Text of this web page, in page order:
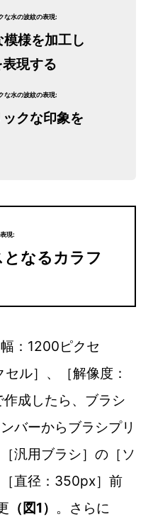
水の波紋の表現:
様を加工し
現する
水の波紋の表現:
クな印象を
現:
なるカラフ
：1200ピクセ
ル］、［解像度：
成したら、ブラシ
バーからブラシプリ
汎用ブラシ］の［ソ
直径：350px］前
（図1） 。さらに